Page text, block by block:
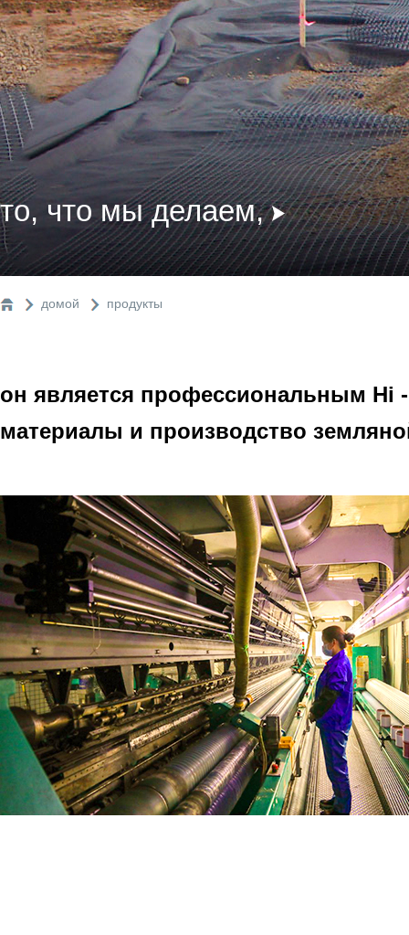
то, что мы делаем,
домой продукты
он является профессиональным Hi -
материалы и производство